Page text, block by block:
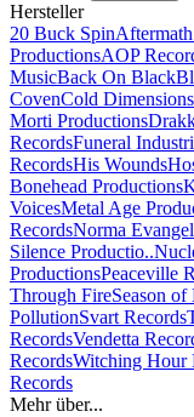
Hersteller
20 Buck Spin
ProductionsAOP
MusicBack On Black
CovenCold
Morti Productions
RecordsFuneral
RecordsHis Wounds
Bonehead Productions
VoicesMetal Age
RecordsNorma
Silence Productio..
ProductionsPeaceville
Through FireSeason of
PollutionSvart Records
RecordsVendetta
RecordsWitching Hour
Records
Mehr über...